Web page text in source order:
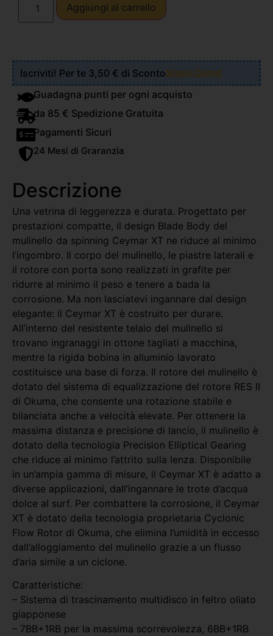
Aggiungi al carrello
Iscriviti! Per te 3,50 € di ScontoScopri Come!
Guadagna punti per ogni acquisto
da 85 € Spedizione Gratuita
Pagamenti Sicuri
24 Mesi di Graranzia
Descrizione
Una vetrina di leggerezza e durata. Progettato per
prestazioni compatte, il design Blade Body del
mulinello da spinning Ceymar XT ne riduce al minimo
l’ingombro. Il corpo del mulinello, le piastre laterali e
il rotore con porta sono realizzati in grafite per
ridurre al minimo il peso e tenere a bada la
corrosione. Ma non lasciatevi ingannare dal design
elegante: il Ceymar XT è costruito per durare.
All’interno del resistente telaio del mulinello si
trovano ingranaggi in ottone tagliati a macchina,
mentre la rigida bobina in alluminio lavorato
costituisce una base di forza. Il rotore del mulinello è
dotato del sistema di equalizzazione del rotore RES II
di Okuma, che consente una rotazione stabile e
bilanciata anche a velocità elevate. Per ottenere la
massima distanza e precisione di lancio, il mulinello è
dotato della tecnologia Precision Elliptical Gearing
che riduce al minimo l’attrito sulla lenza. Disponibile
in un’ampia gamma di misure, il Ceymar XT è adatto a
diverse applicazioni, dall’ingannare le trote d’acqua
dolce al surf. Per combattere la corrosione, il Ceymar
XT è dotato della tecnologia proprietaria Cyclonic
Flow Rotor di Okuma, che elimina l’umidità in eccesso
dall’alloggiamento del mulinello grazie a un flusso
d’aria simile a un ciclone.
Caratteristiche:
– Sistema di trascinamento multidisco in feltro oliato
giapponese
– 7BB+1RB per la massima scorrevolezza, 6BB+1RB